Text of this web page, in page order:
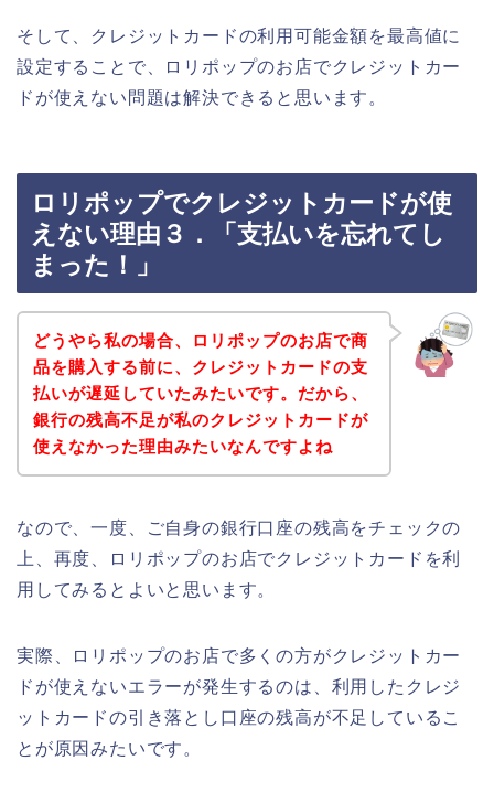
そして、クレジットカードの利用可能金額を最高値に
設定することで、ロリポップのお店でクレジットカー
ドが使えない問題は解決できると思います。
ロリポップでクレジットカードが使
えない理由３．「支払いを忘れてし
まった！」
どうやら私の場合、ロリポップのお店で商
品を購入する前に、クレジットカードの支
払いが遅延していたみたいです。だから、
銀行の残高不足が私のクレジットカードが
使えなかった理由みたいなんですよね
なので、一度、ご自身の銀行口座の残高をチェックの
上、再度、ロリポップのお店でクレジットカードを利
用してみるとよいと思います。
実際、ロリポップのお店で多くの方がクレジットカー
ドが使えないエラーが発生するのは、利用したクレジ
ットカードの引き落とし口座の残高が不足しているこ
とが原因みたいです。